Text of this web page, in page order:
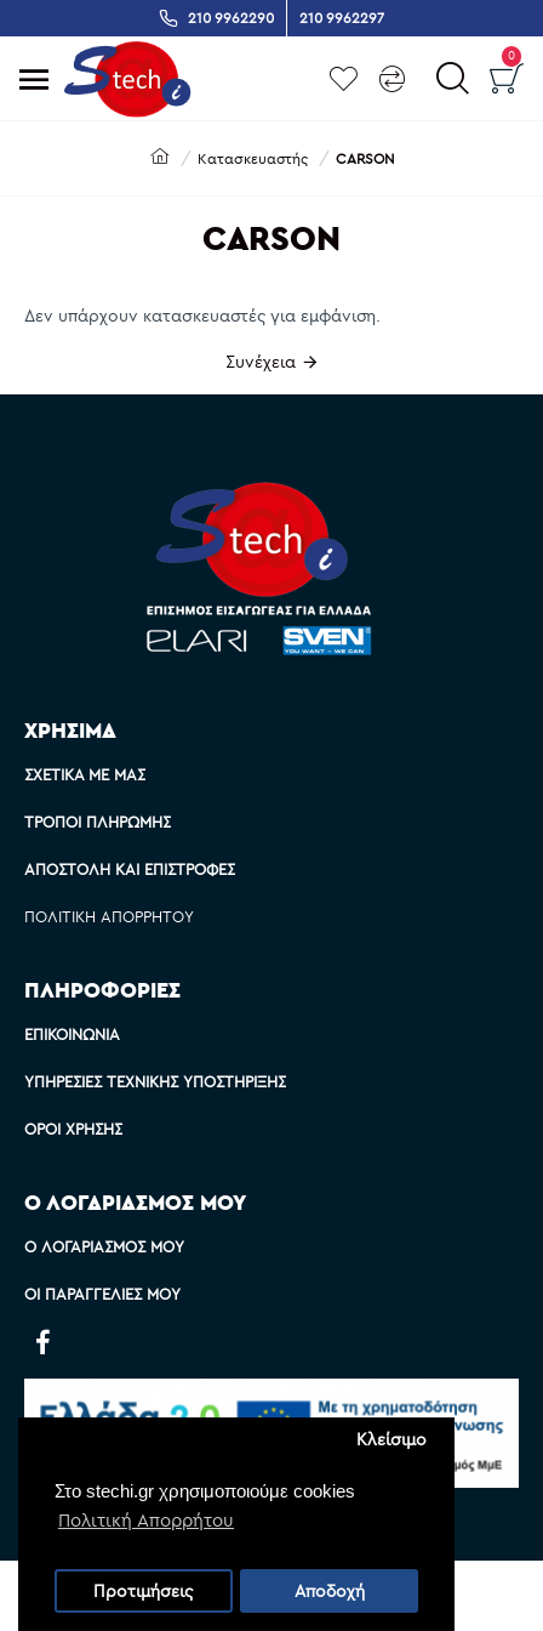
Στο stechi.gr χρησιμοποιούμε cookies
Πολιτική Απορρήτου
Κλείσιμο
Προτιμήσεις Αποδοχή
210 9962290 210 9962297
0
Κατασκευαστής CARSON
CARSON
Δεν υπάρχουν κατασκευαστές για εμφάνιση.
Συνέχεια
ΧΡΗΣΙΜΑ
ΣΧΕΤΙΚΆ ΜΕ ΜΑΣ
ΤΡΌΠΟΙ ΠΛΗΡΩΜΉΣ
ΑΠΟΣΤΟΛΉ ΚΑΙ ΕΠΙΣΤΡΟΦΈΣ
ΠΟΛΙΤΙΚΉ ΑΠΟΡΡΉΤΟΥ
ΠΛΗΡΟΦΟΡΙΕΣ
ΕΠΙΚΟΙΝΩΝΊΑ
ΥΠΗΡΕΣΊΕΣ ΤΕΧΝΙΚΉΣ ΥΠΟΣΤΉΡΙΞΗΣ
ΌΡΟΙ ΧΡΉΣΗΣ
Ο ΛΟΓΑΡΙΑΣΜΟΣ ΜΟΥ
Ο ΛΟΓΑΡΙΑΣΜΌΣ ΜΟΥ
ΟΙ ΠΑΡΑΓΓΕΛΊΕΣ ΜΟΥ
Copyright © 2022 Stechi, All Rights Reserved
Powered by
Monoware Web